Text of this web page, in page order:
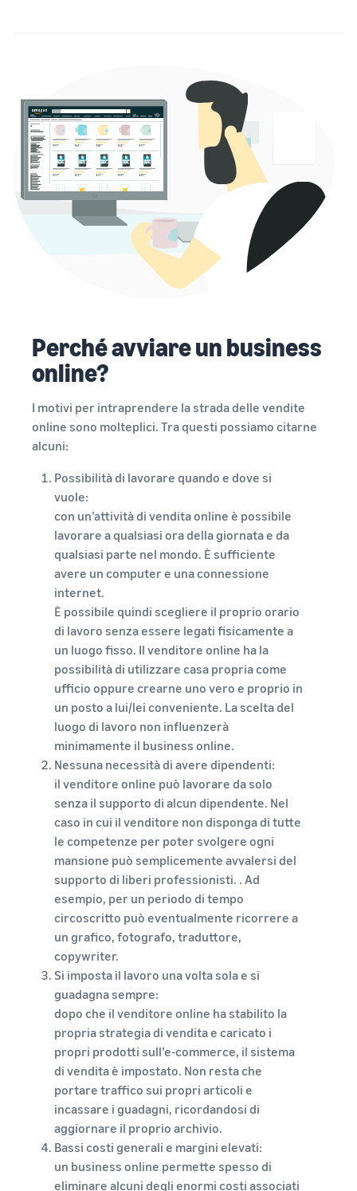
Come vendere
magliette online
Espandi il tuo marchio di
magliette
Perché avviare un business
online?
I motivi per intraprendere la strada delle vendite
online sono molteplici. Tra questi possiamo citarne
alcuni:
Possibilità di lavorare quando e dove si
vuole:
con un’attività di vendita online è possibile
lavorare a qualsiasi ora della giornata e da
qualsiasi parte nel mondo. È sufficiente
avere un computer e una connessione
internet.
È possibile quindi scegliere il proprio orario
di lavoro senza essere legati fisicamente a
un luogo fisso. Il venditore online ha la
possibilità di utilizzare casa propria come
ufficio oppure crearne uno vero e proprio in
un posto a lui/lei conveniente. La scelta del
luogo di lavoro non influenzerà
minimamente il business online.
Nessuna necessità di avere dipendenti:
il venditore online può lavorare da solo
senza il supporto di alcun dipendente. Nel
caso in cui il venditore non disponga di tutte
le competenze per poter svolgere ogni
mansione può semplicemente avvalersi del
supporto di liberi professionisti. . Ad
esempio, per un periodo di tempo
circoscritto può eventualmente ricorrere a
un grafico, fotografo, traduttore,
copywriter.
Si imposta il lavoro una volta sola e si
guadagna sempre:
dopo che il venditore online ha stabilito la
propria strategia di vendita e caricato i
propri prodotti sull’e-commerce, il sistema
di vendita è impostato. Non resta che
portare traffico sui propri articoli e
incassare i guadagni, ricordandosi di
aggiornare il proprio archivio.
Bassi costi generali e margini elevati:
un business online permette spesso di
eliminare alcuni degli enormi costi associati